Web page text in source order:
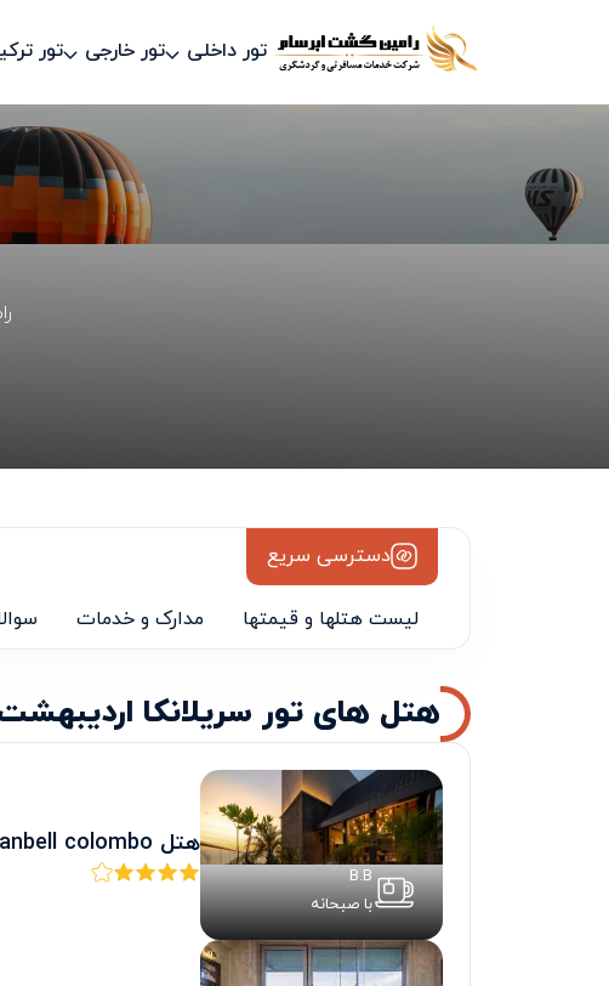
تور داخلی تور خارجی تور
دسترسی سریع
لیست هتلها و قیمتها مدارک و خدمات
هتل های تور سریلانکا
B.B
با صبحانه
هتل granbell colombo